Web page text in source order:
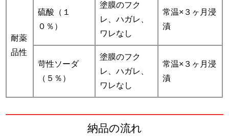
耐薬
品性
硫酸（１
０％）
塗膜のフク
レ、ハガレ、
ワレなし
常温×３ヶ月浸
漬
苛性ソーダ
（５％）
塗膜のフク
レ、ハガレ、
ワレなし
常温×３ヶ月浸
漬
納品の流れ